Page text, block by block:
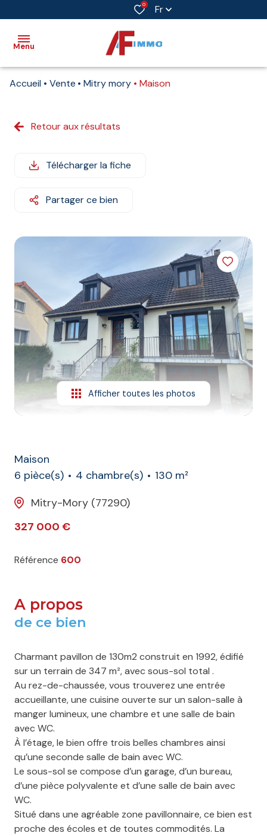
0 Fr
Menu
Vente
professionnel
vendus
neuf
L'agence
Contact
Accueil Vente Mitry mory Maison
Retour aux résultats
Télécharger la fiche
Partager ce bien
Afficher toutes les photos
Maison
6 pièce(s)
4 chambre(s)
130 m²
Mitry-Mory (77290)
327 000 €
Référence 600
A propos
de ce bien
Charmant pavillon de 130m2 construit en 1992, édifié
sur un terrain de 347 m², avec sous-sol total .
Au rez-de-chaussée, vous trouverez une entrée
accueillante, une cuisine ouverte sur un salon-salle à
manger lumineux, une chambre et une salle de bain
avec WC.
À l’étage, le bien offre trois belles chambres ainsi
qu’une seconde salle de bain avec WC.
Le sous-sol se compose d’un garage, d’un bureau,
d’une pièce polyvalente et d’une salle de bain avec
WC.
Situé dans une agréable zone pavillonnaire, ce bien est
proche des écoles et de toutes commodités. La